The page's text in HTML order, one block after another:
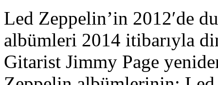
Led Zeppelin’in 2012′de
albümleri 2014 itibarıyla
Gitarist Jimmy Page